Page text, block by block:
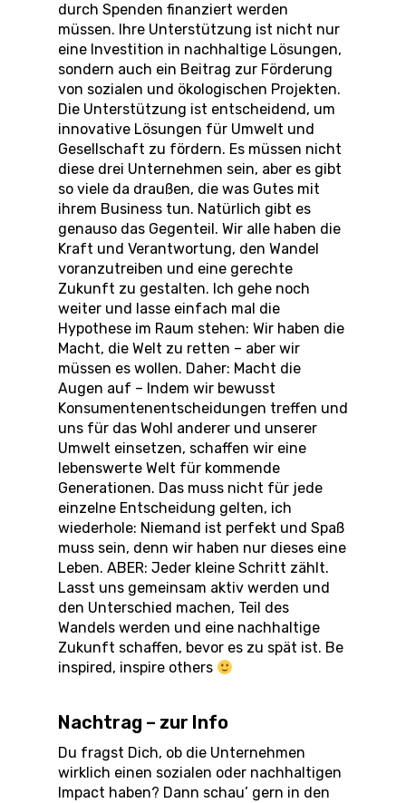
durch Spenden finanziert werden
müssen. Ihre Unterstützung ist nicht nur
eine Investition in nachhaltige Lösungen,
sondern auch ein Beitrag zur Förderung
von sozialen und ökologischen Projekten.
Die Unterstützung ist entscheidend, um
innovative Lösungen für Umwelt und
Gesellschaft zu fördern. Es müssen nicht
diese drei Unternehmen sein, aber es gibt
so viele da draußen, die was Gutes mit
ihrem Business tun. Natürlich gibt es
genauso das Gegenteil. Wir alle haben die
Kraft und Verantwortung, den Wandel
voranzutreiben und eine gerechte
Zukunft zu gestalten. Ich gehe noch
weiter und lasse einfach mal die
Hypothese im Raum stehen: Wir haben die
Macht, die Welt zu retten – aber wir
müssen es wollen. Daher: Macht die
Augen auf – Indem wir bewusst
Konsumentenentscheidungen treffen und
uns für das Wohl anderer und unserer
Umwelt einsetzen, schaffen wir eine
lebenswerte Welt für kommende
Generationen. Das muss nicht für jede
einzelne Entscheidung gelten, ich
wiederhole: Niemand ist perfekt und Spaß
muss sein, denn wir haben nur dieses eine
Leben. ABER: Jeder kleine Schritt zählt.
Lasst uns gemeinsam aktiv werden und
den Unterschied machen, Teil des
Wandels werden und eine nachhaltige
Zukunft schaffen, bevor es zu spät ist. Be
inspired, inspire others
Nachtrag – zur Info
Du fragst Dich, ob die Unternehmen
wirklich einen sozialen oder nachhaltigen
Impact haben? Dann schau’ gern in den